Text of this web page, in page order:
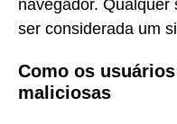
navegador.
ser considerada um
Como os
maliciosas